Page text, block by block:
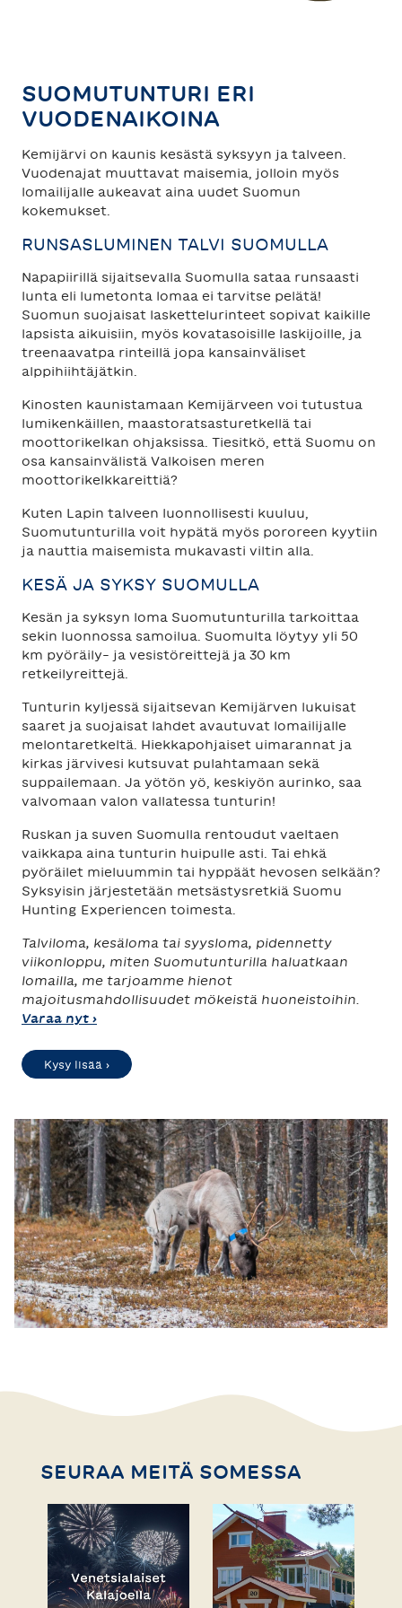
SUOMUTUNTURI ERI
VUODENAIKOINA
Kemijärvi on kaunis kesästä syksyyn ja talveen.
Vuodenajat muuttavat maisemia, jolloin myös
lomailijalle aukeavat aina uudet Suomun
kokemukset.
RUNSASLUMINEN TALVI SUOMULLA
Napapiirillä sijaitsevalla Suomulla sataa runsaasti
lunta eli lumetonta lomaa ei tarvitse pelätä!
Suomun suojaisat laskettelurinteet sopivat kaikille
lapsista aikuisiin, myös kovatasoisille laskijoille, ja
treenaavatpa rinteillä jopa kansainväliset
alppihiihtäjätkin.
Kinosten kaunistamaan Kemijärveen voi tutustua
lumikenkäillen, maastoratsasturetkellä tai
moottorikelkan ohjaksissa. Tiesitkö, että Suomu on
osa kansainvälistä Valkoisen meren
moottorikelkkareittiä?
Kuten Lapin talveen luonnollisesti kuuluu,
Suomutunturilla voit hypätä myös pororeen kyytiin
ja nauttia maisemista mukavasti viltin alla.
KESÄ JA SYKSY SUOMULLA
Kesän ja syksyn loma Suomutunturilla tarkoittaa
sekin luonnossa samoilua. Suomulta löytyy yli 50
km pyöräily- ja vesistöreittejä ja 30 km
retkeilyreittejä.
Tunturin kyljessä sijaitsevan Kemijärven lukuisat
saaret ja suojaisat lahdet avautuvat lomailijalle
melontaretkeltä. Hiekkapohjaiset uimarannat ja
kirkas järvivesi kutsuvat pulahtamaan sekä
suppailemaan. Ja yötön yö, keskiyön aurinko, saa
valvomaan valon vallatessa tunturin!
Ruskan ja suven Suomulla rentoudut vaeltaen
vaikkapa aina tunturin huipulle asti. Tai ehkä
pyöräilet mieluummin tai hyppäät hevosen selkään?
Syksyisin järjestetään metsästysretkiä Suomu
Hunting Experiencen toimesta.
Talviloma, kesäloma tai syysloma, pidennetty
viikonloppu, miten Suomutunturilla haluatkaan
lomailla, me tarjoamme hienot
majoitusmahdollisuudet mökeistä huoneistoihin.
Varaa nyt ›
Kysy lisää ›
SEURAA MEITÄ SOMESSA